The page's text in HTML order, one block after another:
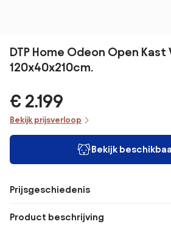
DTP Home Odeon Open Kast
120x40x210cm.
€ 2.199
Bekijk prijsverloop
Bekijk
Prijsgeschiedenis
Product beschrijving